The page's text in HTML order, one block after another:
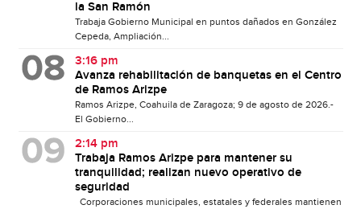
la San Ramón
Trabaja Gobierno Municipal en puntos dañados en González
Cepeda, Ampliación...
3:16 pm
Avanza rehabilitación de banquetas en el Centro
de Ramos Arizpe
Ramos Arizpe, Coahuila de Zaragoza; 9 de agosto de 2026.-
El Gobierno...
2:14 pm
Trabaja Ramos Arizpe para mantener su
tranquilidad; realizan nuevo operativo de
seguridad
Corporaciones municipales, estatales y federales mantienen